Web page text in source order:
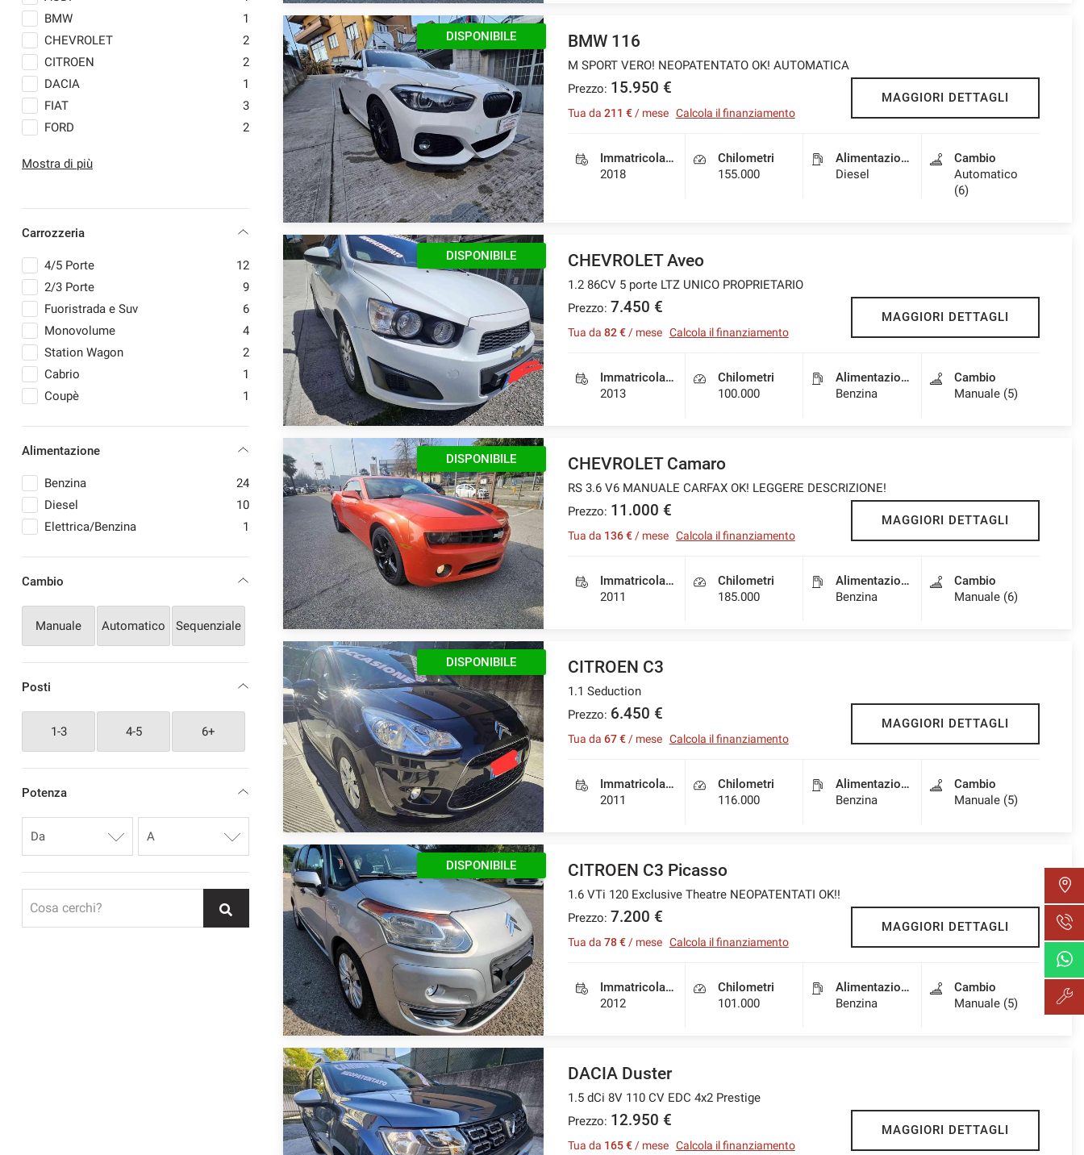
BMW
1
CHEVROLET
2
CITROEN
2
DACIA
1
FIAT
3
FORD
2
JAGUAR
MINI
2
MITSUBISHI
1
OPEL
3
PEUGEOT
2
RENAULT
7
SMART
1
TOYOTA
1
VOLKSWAGEN
1
Mostra di più
Carrozzeria
4/5 Porte
12
2/3 Porte
9
Fuoristrada e Suv
6
Monovolume
4
Station Wagon
2
Cabrio
1
Coupè
1
Alimentazione
Benzina
24
Diesel
10
Elettrica/Benzina
1
Cambio
Manuale Automatico Sequenziale
Posti
1-3 4-5 6+
Potenza
Cosa cerchi?
DISPONIBILE BMW 116
M SPORT VERO! NEOPATENTATO OK! AUTOMATICA
Prezzo: 15.950 €
Tua da 211 €/ mese Calcola il finanziamento
MAGGIORI DETTAGLI
Immatricolazione
2018
Chilometri
155.000
Alimentazione
Diesel
Cambio
Automatico
(6)
DISPONIBILE CHEVROLET Aveo
1.2 86CV 5 porte LTZ UNICO PROPRIETARIO
Prezzo: 7.450 €
Tua da 82 €/ mese Calcola il finanziamento
MAGGIORI DETTAGLI
Immatricolazione
2013
Chilometri
100.000
Alimentazione
Benzina
Cambio
Manuale (5)
DISPONIBILE CHEVROLET Camaro
RS 3.6 V6 MANUALE CARFAX OK! LEGGERE DESCRIZIONE!
Prezzo: 11.000 €
Tua da 136 €/ mese Calcola il finanziamento
MAGGIORI DETTAGLI
Immatricolazione
2011
Chilometri
185.000
Alimentazione
Benzina
Cambio
Manuale (6)
DISPONIBILE CITROEN C3
1.1 Seduction
Prezzo: 6.450 €
Tua da 67 €/ mese Calcola il finanziamento
MAGGIORI DETTAGLI
Immatricolazione
2011
Chilometri
116.000
Alimentazione
Benzina
Cambio
Manuale (5)
DISPONIBILE CITROEN C3 Picasso
1.6 VTi 120 Exclusive Theatre NEOPATENTATI OK!!
Prezzo: 7.200 €
Tua da 78 €/ mese Calcola il finanziamento
MAGGIORI DETTAGLI
Immatricolazione
2012
Chilometri
101.000
Alimentazione
Benzina
Cambio
Manuale (5)
DACIA Duster
1.5 dCi 8V 110 CV EDC 4x2 Prestige
Prezzo: 12.950 €
Tua da 165 €/ mese Calcola il finanziamento
MAGGIORI DETTAGLI